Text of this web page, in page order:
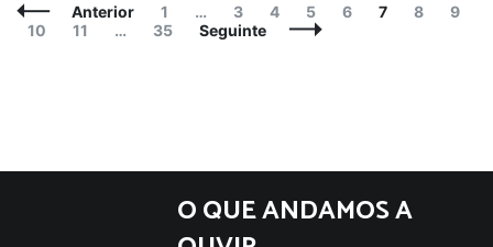
Navegação
de
Anterior Página
1 … Página
3 Página
4 Página
5 Página
6 Página
7 Página
8
9
Página
10 Página
11 … Página
35 Seguinte
O QUE ANDAMOS A